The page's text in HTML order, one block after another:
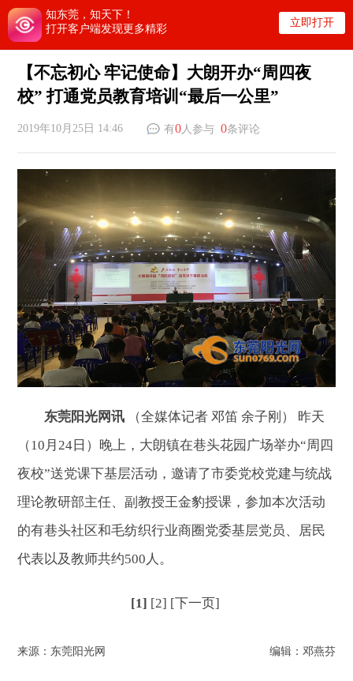
知东莞，知天下！
打开客户端发现更多精彩
立即打开
【不忘初心 牢记使命】大朗开办“周四夜
校” 打通党员教育培训“最后一公里”
2019年10月25日 14:46 有0人参与0条评论
东莞阳光网讯 （全媒体记者 邓笛 余子刚） 昨天
（10月24日）晚上，大朗镇在巷头花园广场举办“周四
夜校”送党课下基层活动，邀请了市委党校党建与统战
理论教研部主任、副教授王金豹授课，参加本次活动
的有巷头社区和毛纺织行业商圈党委基层党员、居民
代表以及教师共约500人。
[1] [2] [下一页]
来源：东莞阳光网 编辑：邓燕芬